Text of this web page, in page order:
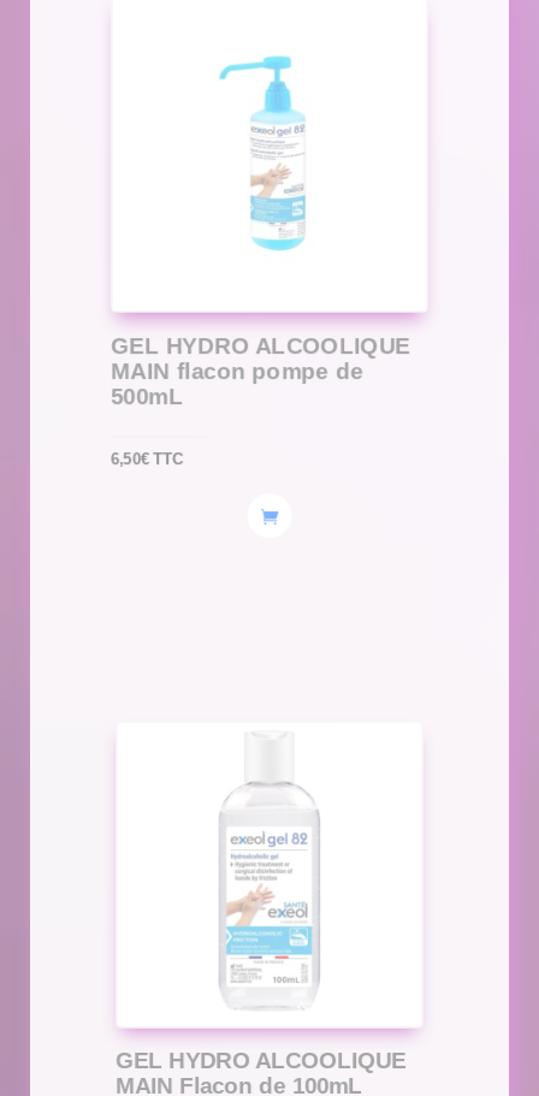
GEL HYDRO ALCOOLIQUE
MAIN flacon pompe de
500mL
6,50€ TTC
GEL HYDRO ALCOOLIQUE
MAIN Flacon de 100mL